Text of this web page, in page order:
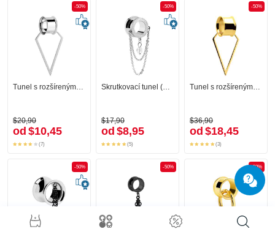
-50%
$20,90
od $10,45
(7)
-50%
Skrutkovací tunel (chirurgická oceľ, strieborná, lesklý povrch) s diamantovým vzhľadom a reťaz
$17,90
od $8,95
(5)
-50%
Tunel s rozšírenými koncami (chirurgická oceľ, zlatá, lesklý povrch) s kreol
$36,90
od $18,45
(3)
-50% -50% -50%